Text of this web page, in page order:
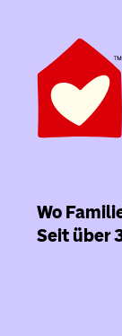
Wo
Seit über